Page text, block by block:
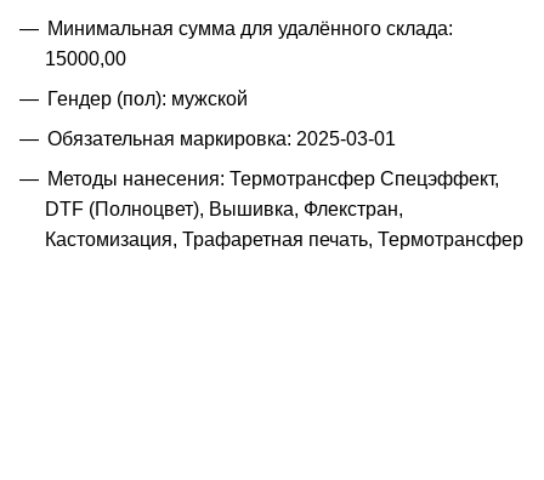
Минимальная сумма для удалённого склада:
15000,00
Гендер (пол): мужской
Обязательная маркировка: 2025-03-01
Методы нанесения: Термотрансфер Спецэффект,
DTF (Полноцвет), Вышивка, Флекстран,
Кастомизация, Трафаретная печать, Термотрансфер